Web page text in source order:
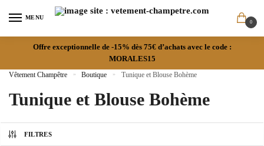
MENU
0
Offre exceptionnelle de -15% dès 75€ d’achats avec le code :
MORALES15
Vêtement Champêtre » Boutique » Tunique et Blouse Bohème
Tunique et Blouse Bohème
FILTRES